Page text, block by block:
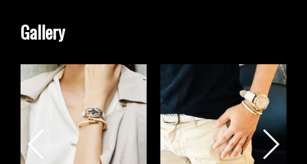
Gallery